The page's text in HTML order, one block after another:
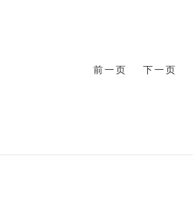
前一页 下一页